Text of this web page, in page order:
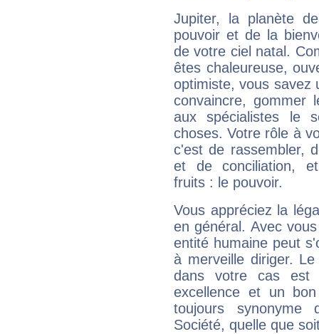
Jupiter, la planète
pouvoir et de la
de votre ciel natal.
êtes chaleureuse,
optimiste, vous savez
convaincre, gommer
aux spécialistes le
choses. Votre rôle à
c'est de rassembler,
et de conciliation,
fruits : le pouvoir.
Vous appréciez la
en général. Avec
entité humaine peut
à merveille diriger.
dans votre cas est
excellence et un
toujours synonyme
Société, quelle que